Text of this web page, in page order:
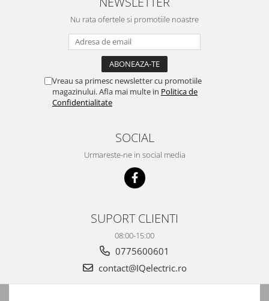
Nu rata ofertele si promotiile noastre
Vreau sa primesc newsletter cu promotiile
magazinului. Afla mai multe in Politica de
Confidentialitate
SOCIAL
Urmareste-ne in social media
SUPORT CLIENTI
08:00-15:00
0775600601
contact@IQelectric.ro